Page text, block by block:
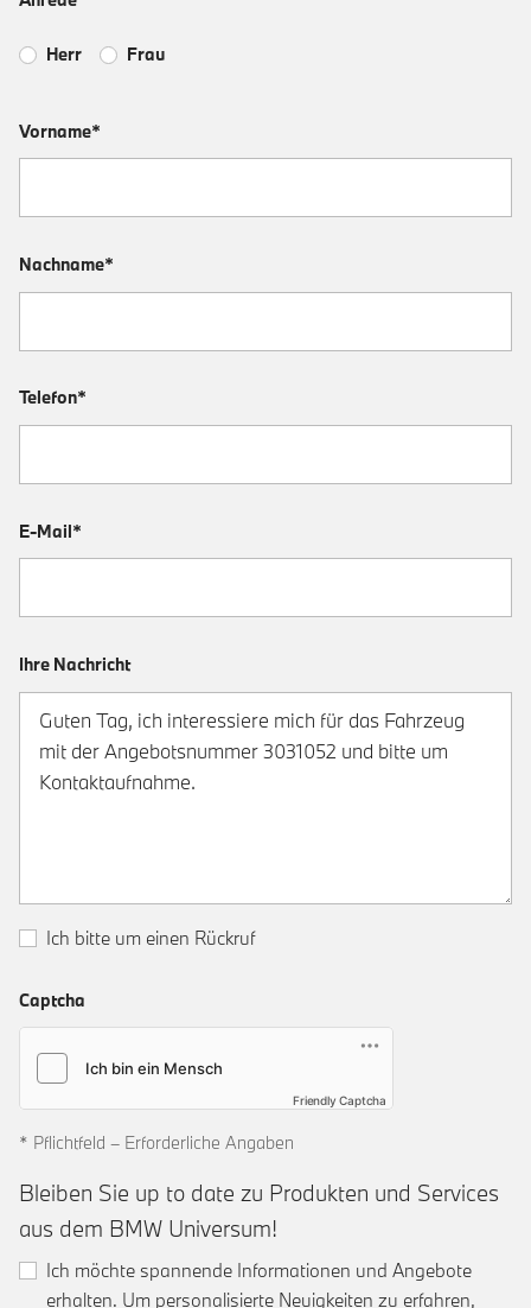
Herr Frau
Vorname*
Nachname*
Telefon*
E-Mail*
Ihre Nachricht
Ich bitte um einen Rückruf
Captcha
Friendly Captcha
* Pflichtfeld – Erforderliche Angaben
Bleiben Sie up to date zu Produkten und Services
aus dem BMW Universum!
Ich möchte spannende Informationen und Angebote
erhalten. Um personalisierte Neuigkeiten zu erfahren,